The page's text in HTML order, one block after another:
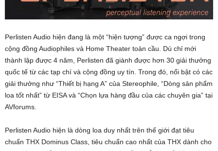
Perlisten Audio hiện đang là một “hiện tượng” được ca ngợi trong
cộng đồng Audiophiles và Home Theater toàn cầu. Dù chỉ mới
thành lập được 4 năm, Perlisten đã giành được hơn 30 giải thưởng
quốc tế từ các tạp chí và cộng đồng uy tín. Trong đó, nổi bật có các
giải thưởng như “Thiết bị hạng A” của Stereophile, “Dòng sản phẩm
loa tốt nhất” từ EISA và “Chọn lựa hàng đầu của các chuyên gia” tại
AVforums.
Perlisten Audio hiện là dòng loa duy nhất trên thế giới đạt tiêu
chuẩn THX Dominus Class, tiêu chuẩn cao nhất của THX dành cho